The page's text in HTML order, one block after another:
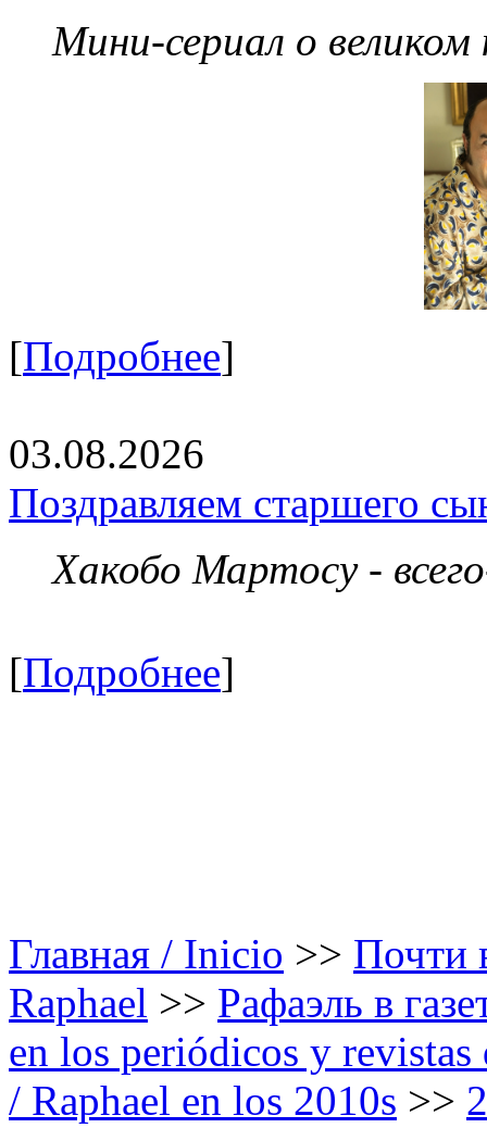
Мини-сериал о великом
[Подробнее]
03.08.2026
Поздравляем старшего
Хакобо Мартосу -
[Подробнее]
Главная / Inicio >> Почти
Raphael >> Рафаэль в
en los periódicos y
/ Raphael en los 2010s >>